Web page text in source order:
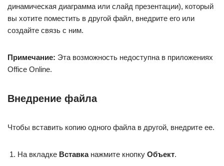
динамическая диаграмма или слайд презентации), который
вы хотите поместить в другой файл, внедрите его или
создайте связь с ним.
Примечание: Эта возможность недоступна в приложениях
Office Online.
Внедрение файла
Чтобы вставить копию одного файла в другой, внедрите ее.
На вкладке Вставканажмите кнопку Объект.